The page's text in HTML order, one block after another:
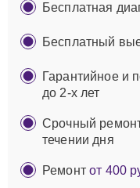
Бесплатная
Бесплатный
Гарантийное и
до 2-х лет
Срочный
течении дня
Ремонтот 400